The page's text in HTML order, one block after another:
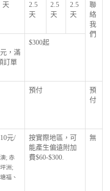
天
2.5
天
2.5
天
2.5
天
聯
絡
我
們
，滿
訂單
$300起
預付
預
付
元/
; 赤
洲;
福、
按實際地區，可
能產生偏遠附加
費$60-$300.
無